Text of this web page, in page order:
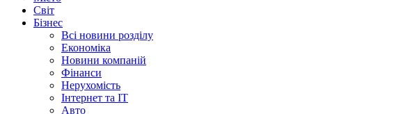
Світ
Бізнес
Всі новини розділу
Економіка
Новини компаній
Фінанси
Нерухомість
Інтернет та IT
Авто